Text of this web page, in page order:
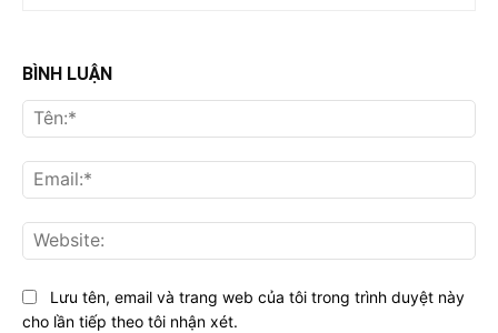
BÌNH LUẬN
Lưu tên, email và trang web của tôi trong trình duyệt này
cho lần tiếp theo tôi nhận xét.